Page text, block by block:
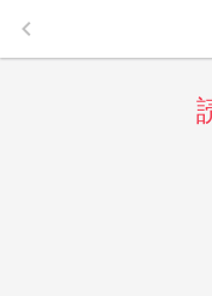
keyboard_arrow_left